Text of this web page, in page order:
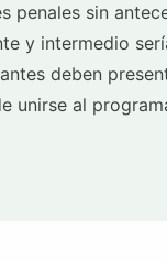
penales sin
y intermedio
deben
unirse al